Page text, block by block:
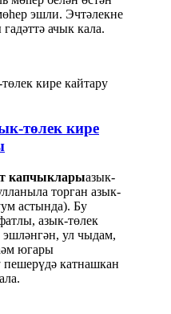
эшли. Эчтәлекне
ачык кала.
төлек кире
капчыкларыазык-
торган азык-
астында). Бу
азык-төлек
эшләнгән, ул чыдам,
югары
пешерүдә катнашкан